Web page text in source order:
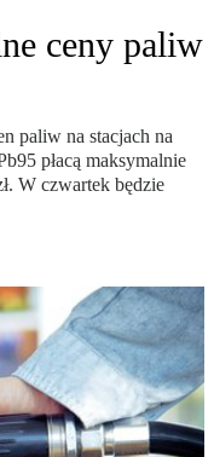
ceny paliw
paliw na stacjach na
płacą maksymalnie
W czwartek będzie